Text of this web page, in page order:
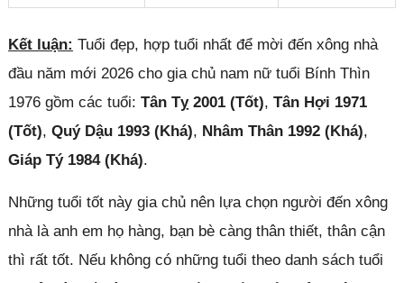
Kết luận: Tuổi đẹp, hợp tuổi nhất để mời đến xông nhà
đầu năm mới 2026 cho gia chủ nam nữ tuổi Bính Thìn
1976 gồm các tuổi: Tân Tỵ 2001 (Tốt), Tân Hợi 1971
(Tốt), Quý Dậu 1993 (Khá), Nhâm Thân 1992 (Khá),
Giáp Tý 1984 (Khá).
Những tuổi tốt này gia chủ nên lựa chọn người đến xông
nhà là anh em họ hàng, bạn bè càng thân thiết, thân cận
thì rất tốt. Nếu không có những tuổi theo danh sách tuổi